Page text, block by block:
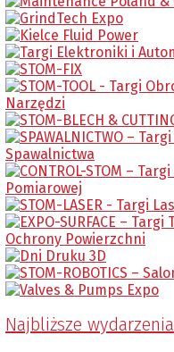
Najbliższe wydarzenia